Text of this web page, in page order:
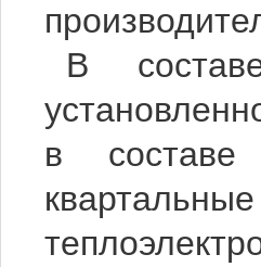
В
в составе